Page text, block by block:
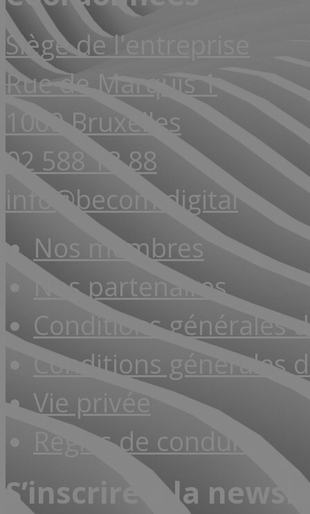
Siège de l'entreprise
Rue de Marquis 1
1000 Bruxelles
02 588 18 88
info@becom.digital
Nos membres
Nos partenaires
Conditions générales
Conditions générales
Vie privée
Règles de conduite
S’inscrire à la